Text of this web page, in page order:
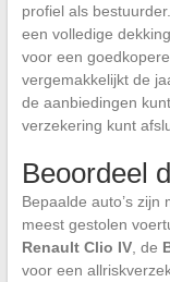
profiel als
een volledige
voor een
vergemakkelijkt de
de aanbiedingen
verzekering kunt
Beoordeel
Bepaalde auto’s
meest gestolen
Renault Clio IV, de
voor een